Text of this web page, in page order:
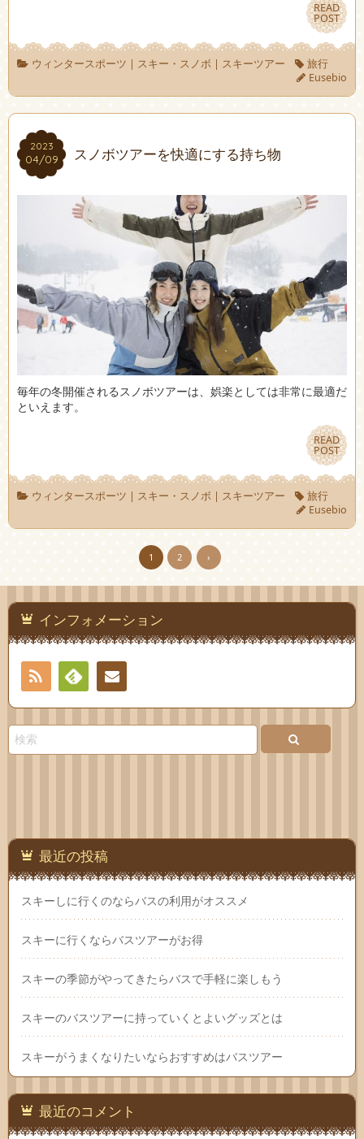
READ
POST
READ
POST
ウィンタースポーツ | スキー・スノボ | スキーツアー
旅行
Eusebio
2023
04/09
2023
04/09 スノボツアーを快適にする持ち物
毎年の冬開催されるスノボツアーは、娯楽としては非常に最適だ
といえます。
READ
POST
READ
POST
ウィンタースポーツ | スキー・スノボ | スキーツアー
旅行
Eusebio
1 2 ›
インフォメーション
RSS
Feedlyお問
最近の投稿
スキーしに行くのならバスの利用がオススメ
スキーに行くならバスツアーがお得
スキーの季節がやってきたらバスで手軽に楽しもう
スキーのバスツアーに持っていくとよいグッズとは
スキーがうまくなりたいならおすすめはバスツアー
最近のコメント